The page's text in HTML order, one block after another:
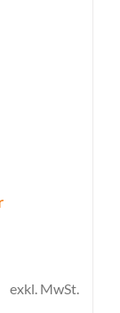
exkl. MwSt.